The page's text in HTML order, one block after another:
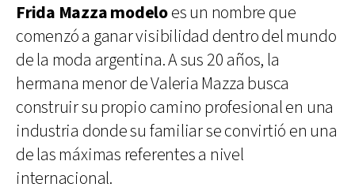
Frida Mazza modeloes un nombre que
comenzó a ganar visibilidad dentro del mundo
de la moda argentina. A sus 20 años, la
hermana menor de Valeria Mazza busca
construir su propio camino profesional en una
industria donde su familiar se convirtió en una
de las máximas referentes a nivel
internacional.